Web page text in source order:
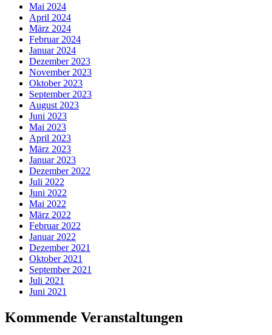
Mai 2024
April 2024
März 2024
Februar 2024
Januar 2024
Dezember 2023
November 2023
Oktober 2023
September 2023
August 2023
Juni 2023
Mai 2023
April 2023
März 2023
Januar 2023
Dezember 2022
Juli 2022
Juni 2022
Mai 2022
März 2022
Februar 2022
Januar 2022
Dezember 2021
Oktober 2021
September 2021
Juli 2021
Juni 2021
Kommende Veranstaltungen